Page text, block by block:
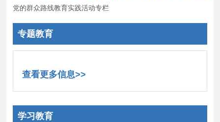
党的群众路线教育实践活动专栏
专题教育
查看更多信息>>
学习教育